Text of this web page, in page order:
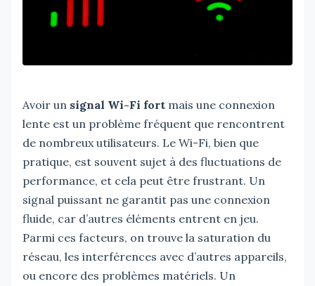
Avoir un signal Wi-Fi fort mais une connexion
lente est un problème fréquent que rencontrent
de nombreux utilisateurs. Le Wi-Fi, bien que
pratique, est souvent sujet à des fluctuations de
performance, et cela peut être frustrant. Un
signal puissant ne garantit pas une connexion
fluide, car d’autres éléments entrent en jeu.
Parmi ces facteurs, on trouve la saturation du
réseau, les interférences avec d’autres appareils,
ou encore des problèmes matériels. Un